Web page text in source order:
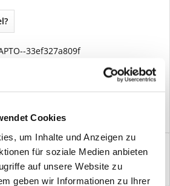
Cookies
um Inhalte und Anzeigen zu
für soziale Medien anbieten
auf unsere Website zu
geben wir Informationen zu Ihrer
33ef327a809f
am Bildschirm konfigurieren und
wenigen...